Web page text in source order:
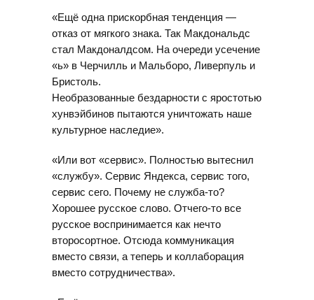
«Ещё одна прискорбная тенденция —
отказ от мягкого знака. Так Макдональдс
стал Макдоналдсом. На очереди усечение
«ь» в Черчилль и Мальборо, Ливерпуль и
Бристоль.
Необразованные бездарности с яростотью
хунвэйбинов пытаются уничтожать наше
культурное наследие».
«Или вот «сервис». Полностью вытеснил
«службу». Сервис Яндекса, сервис того,
сервис сего. Почему не служба-то?
Хорошее русское слово. Отчего-то все
русское воспринимается как нечто
второсортное. Отсюда коммуникация
вместо связи, а теперь и коллаборация
вместо сотрудничества».